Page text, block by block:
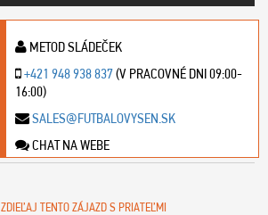
METOD SLÁDEČEK
+421 948 938 837(V PRACOVNÉ DNI 09:00-
16:00)
SALES@FUTBALOVYSEN.SK
CHAT NA WEBE
ZDIEĽAJ TENTO ZÁJAZD S PRIATEĽMI